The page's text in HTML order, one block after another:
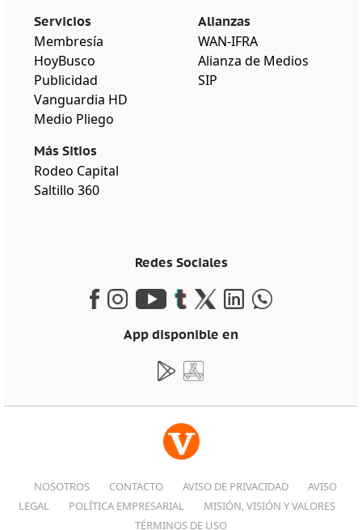
Servicios
Membresía
HoyBusco
Publicidad
Vanguardia HD
Medio Pliego
Más Sitios
Rodeo Capital
Saltillo 360
Alianzas
WAN-IFRA
Alianza de Medios
SIP
Redes Sociales
App disponible en
NOSOTROS CONTACTO AVISO DE PRIVACIDAD
AVISO
LEGAL
POLÍTICA EMPRESARIAL
MISIÓN, VISIÓN Y VALORES
TÉRMINOS DE USO